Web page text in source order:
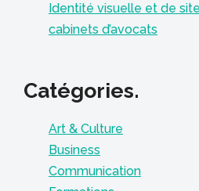
Identité visuelle et de
cabinets d’avocats
Catégories.
Art & Culture
Business
Communication